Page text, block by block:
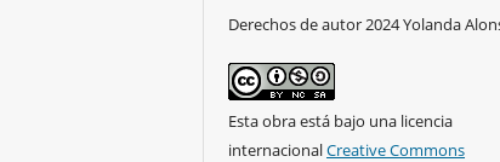
Derechos de autor 2024 Yolanda
Esta obra está bajo una licencia
internacionalCreative Commons